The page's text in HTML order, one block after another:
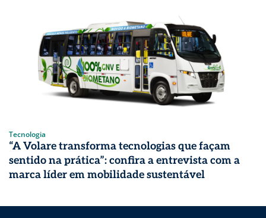
Tecnologia
“A Volare transforma tecnologias que façam
sentido na prática”: confira a entrevista com a
marca líder em mobilidade sustentável